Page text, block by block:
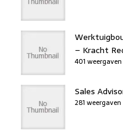
– Kracht
401 weergaven
Sales
281 weergaven